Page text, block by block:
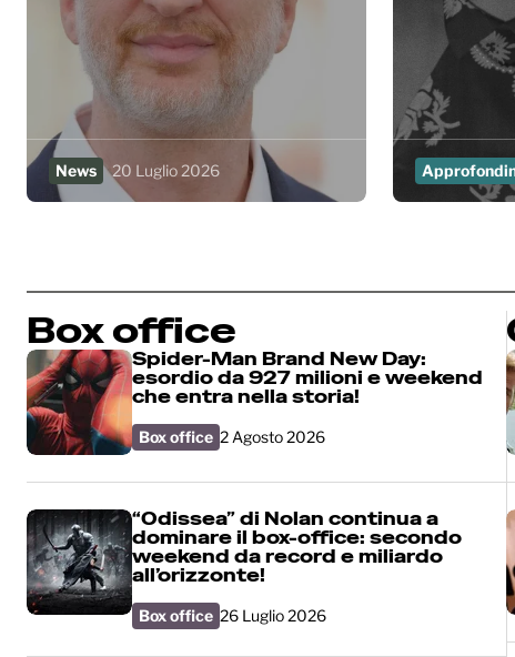
News 20 Luglio 2026
Box office
Spider-Man Brand New Day:
esordio da 927 milioni e weekend
che entra nella storia!
Box office 2 Agosto 2026
“Odissea” di Nolan continua a
dominare il box-office: secondo
weekend da record e miliardo
all’orizzonte!
Box office 26 Luglio 2026